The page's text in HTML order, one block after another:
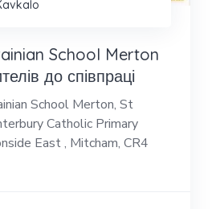
School Merton
до співпраці
School Merton, St
Catholic Primary
East , Mitcham, CR4